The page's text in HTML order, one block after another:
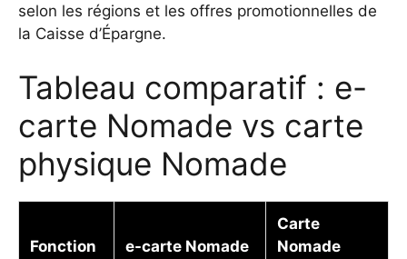
selon les régions et les offres promotionnelles de
la Caisse d’Épargne.
Tableau comparatif : e-
carte Nomade vs carte
physique Nomade
Fonction e-carte Nomade
Carte
Nomade